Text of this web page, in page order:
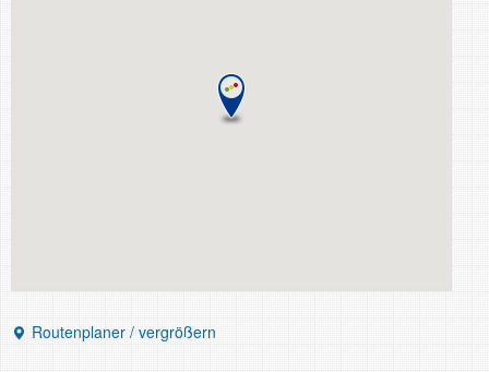
Routenplaner / vergrößern